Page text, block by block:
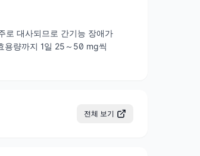
로 대사되므로 간기능 장애가
용량까지 1일 25～50 mg씩
전체 보기